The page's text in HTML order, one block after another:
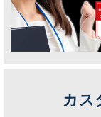
カス